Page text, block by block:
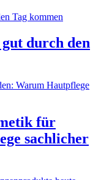
durch den
für
sachlicher